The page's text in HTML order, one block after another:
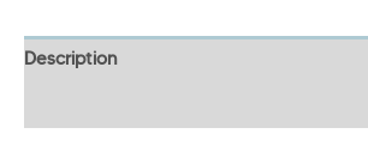
Description